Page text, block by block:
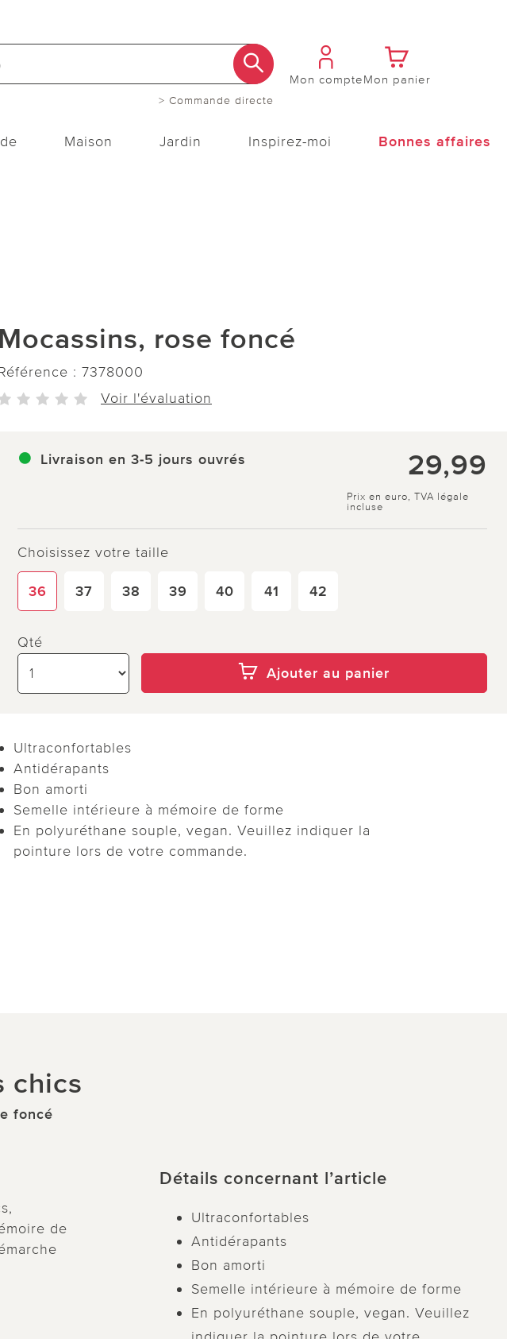
> Commande directe
Mon compteMon panier
Maison Jardin Inspirez-moi Bonnes affaires
Mocassins, rose foncé
: 7378000
Voir l'évaluation
Livraison en 3-5 jours ouvrés 29,99
Prix en euro, TVA légale
incluse
Choisissez votre taille
36 37 38 39 40 41 42
Qté
Ajouter au panier
Ultraconfortables
Antidérapants
Bon amorti
Semelle intérieure à mémoire de forme
En polyuréthane souple, vegan. Veuillez indiquer la
pointure lors de votre commande.
chics
foncé
de
Détails concernant l’article
Ultraconfortables
Antidérapants
Bon amorti
Semelle intérieure à mémoire de forme
En polyuréthane souple, vegan. Veuillez